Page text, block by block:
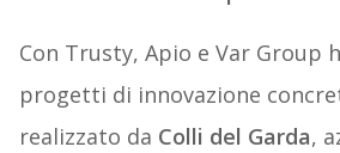
Con Trusty, Apio e Var Group
progetti di innovazione
realizzato da Colli del Garda,